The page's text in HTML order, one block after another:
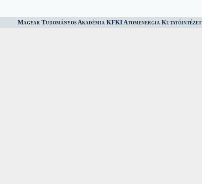
Magyar Tudományos Akadémia KFKI Atomenergia Kutatóintézet